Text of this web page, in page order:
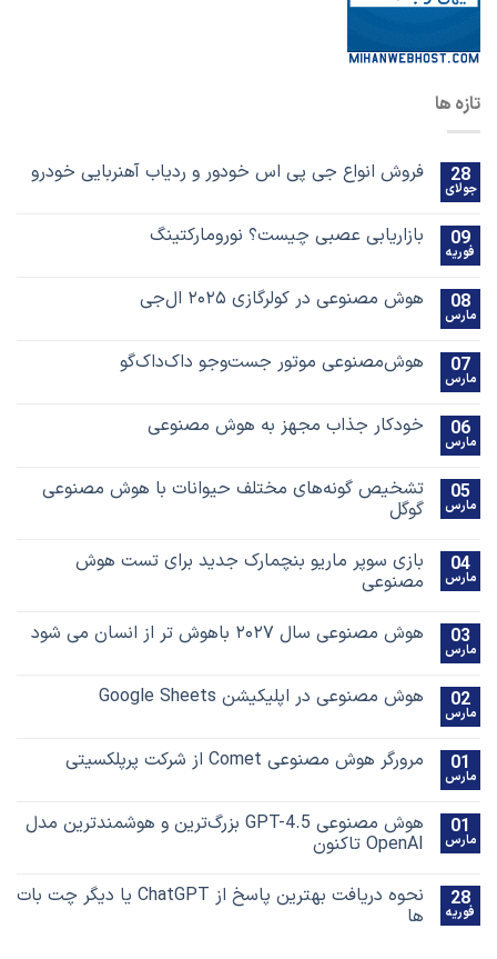
تازه ها
28
جولای
فروش انواع جی پی اس خودور و ردیاب آهنربایی خودرو
09
فوریه
بازاریابی عصبی چیست؟ نورومارکتینگ
08
مارس
هوش مصنوعی در کولرگازی ۲۰۲۵ ال‌جی
07
مارس
هوش‌مصنوعی موتور جست‌و‌جو داک‌داک‌گو
06
مارس
خودکار جذاب مجهز به هوش مصنوعی
05
مارس
تشخیص گونه‌های مختلف حیوانات با هوش مصنوعی
گوگل
04
مارس
بازی سوپر ماریو بنچمارک جدید برای تست هوش
مصنوعی
03
مارس
هوش مصنوعی سال ۲۰۲۷ باهوش تر از انسان می شود
02
مارس
هوش مصنوعی در اپلیکیشن Google Sheets
01
مارس
مرورگر هوش مصنوعی Comet از شرکت پرپلکسیتی
01
مارس
هوش مصنوعی GPT-4.5 بزرگ‌ترین و هوشمندترین مدل
OpenAI تاکنون
28
فوریه
نحوه دریافت بهترین پاسخ‌ از ChatGPT یا دیگر چت بات
ها